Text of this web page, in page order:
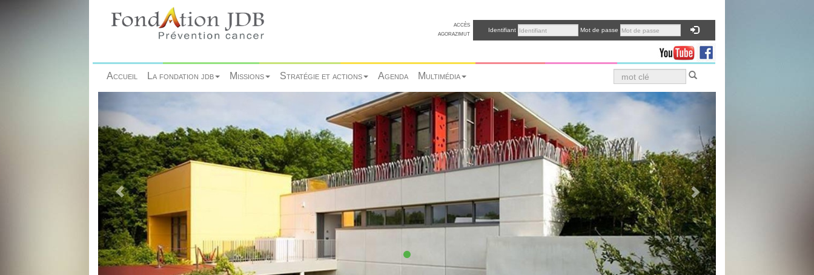
accès
agorazimut
Identifiant Mot de passe
Accueil La fondation jdb Missions Stratégie et actions Agenda Multimédia